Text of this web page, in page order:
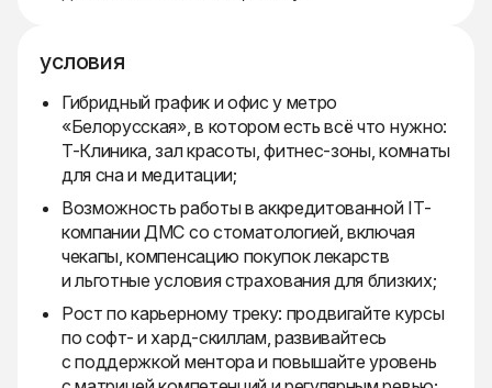
условия
Гибридный график и офис у метро
«Белорусская», в котором есть всё что нужно:
Т-Клиника, зал красоты, фитнес-зоны, комнаты
для сна и медитации;
Возможность работы в аккредитованной IT-
компании ДМС со стоматологией, включая
чекапы, компенсацию покупок лекарств
и льготные условия страхования для близких;
Рост по карьерному треку: продвигайте курсы
по софт- и хард-скиллам, развивайтесь
с поддержкой ментора и повышайте уровень